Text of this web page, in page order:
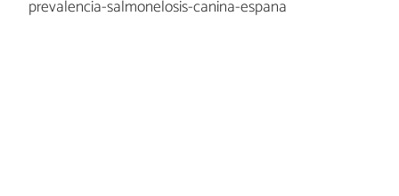
prevalencia-salmonelosis-canina-espana